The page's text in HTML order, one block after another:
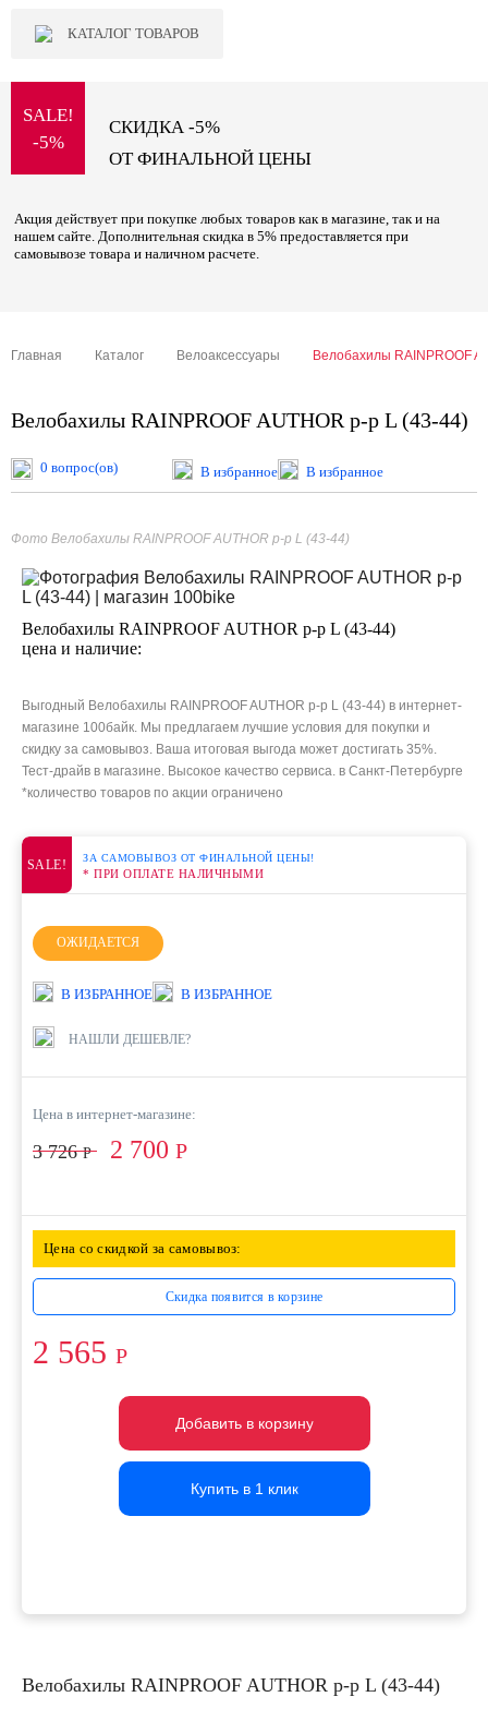
КАТАЛОГ ТОВАРОВ
SALE!
-5%
СКИДКА -5%
ОТ ФИНАЛЬНОЙ ЦЕНЫ
Акция действует при покупке любых товаров как в магазине, так и на
нашем сайте. Дополнительная скидка в 5% предоставляется при
самовывозе товара и наличном расчете.
Главная Каталог Велоаксессуары Велобахилы RAINPROOF
Велобахилы RAINPROOF AUTHOR р-р L (43-44)
0 вопрос(ов) В избранное В избранное
Фото Велобахилы RAINPROOF AUTHOR р-р L (43-44)
Велобахилы RAINPROOF AUTHOR р-р L (43-44)
цена и наличие:
Выгодный Велобахилы RAINPROOF AUTHOR р-р L (43-44) в интернет-
магазине 100байк. Мы предлагаем лучшие условия для покупки и
скидку за самовывоз. Ваша итоговая выгода может достигать 35%.
Тест-драйв в магазине. Высокое качество сервиса. в Санкт-Петербурге
*количество товаров по акции ограничено
SALE! ЗА САМОВЫВОЗ ОТ ФИНАЛЬНОЙ ЦЕНЫ!
* ПРИ ОПЛАТЕ НАЛИЧНЫМИ
ОЖИДАЕТСЯ
В ИЗБРАННОЕ В ИЗБРАННОЕ
НАШЛИ ДЕШЕВЛЕ?
Цена в интернет-магазине:
3 726Р 2 700 Р
Цена со скидкой за самовывоз:
Скидка появится в корзине
2 565 Р
Добавить в корзину
Добавить в корзину
Добавить в корзину
Купить в 1 клик
Купить в 1 клик
Купить в 1 клик
Велобахилы RAINPROOF AUTHOR р-р L (43-44)